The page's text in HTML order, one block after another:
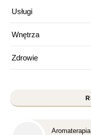
Usługi
Wnętrza
Zdrowie